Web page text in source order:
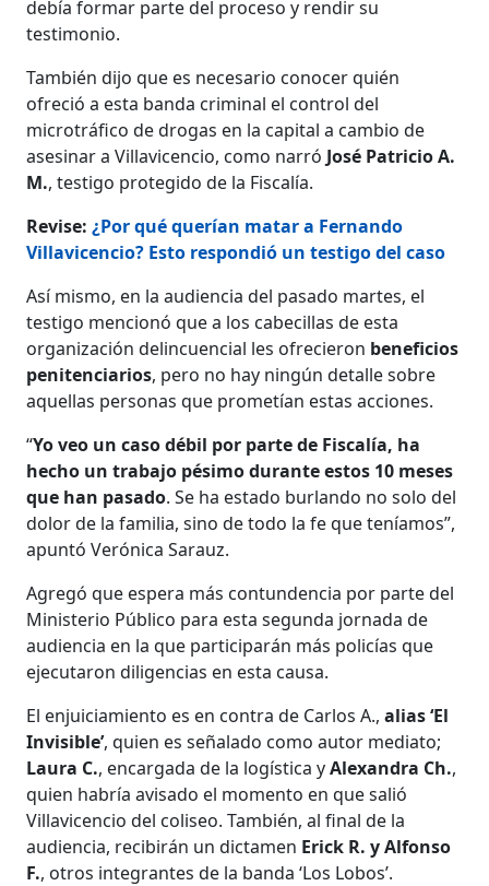
debía formar parte del proceso y rendir su
testimonio.
También dijo que es necesario conocer quién
ofreció a esta banda criminal el control del
microtráfico de drogas en la capital a cambio de
asesinar a Villavicencio, como narró José Patricio A.
M., testigo protegido de la Fiscalía.
Revise:¿Por qué querían matar a Fernando
Villavicencio? Esto respondió un testigo del caso
Así mismo, en la audiencia del pasado martes, el
testigo mencionó que a los cabecillas de esta
organización delincuencial les ofrecieron beneficios
penitenciarios, pero no hay ningún detalle sobre
aquellas personas que prometían estas acciones.
“Yo veo un caso débil por parte de Fiscalía, ha
hecho un trabajo pésimo durante estos 10 meses
que han pasado. Se ha estado burlando no solo del
dolor de la familia, sino de todo la fe que teníamos”,
apuntó Verónica Sarauz.
Agregó que espera más contundencia por parte del
Ministerio Público para esta segunda jornada de
audiencia en la que participarán más policías que
ejecutaron diligencias en esta causa.
El enjuiciamiento es en contra de Carlos A., alias ‘El
Invisible’, quien es señalado como autor mediato;
Laura C., encargada de la logística yAlexandra Ch.,
quien habría avisado el momento en que salió
Villavicencio del coliseo. También, al final de la
audiencia, recibirán un dictamen Erick R. y Alfonso
F., otros integrantes de la banda ‘Los Lobos’.